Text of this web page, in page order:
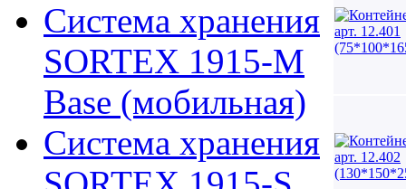
Система хранения
SORTEX 1915-M
Base (мобильная)
Система хранения